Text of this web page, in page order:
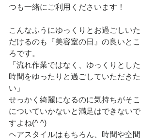
つも一緒にご利用くださいます！
こんなふうにゆっくりとお過ごしいた
だけるのも『美容室の日』の良いとこ
ろです。
「流れ作業ではなく、ゆっくりとした
時間をゆったりと過ごしていただきた
い」
せっかく綺麗になるのに気持ちがそこ
についていかないと満足はできないで
すよね(^ ^)
ヘアスタイルはもちろん、時間や空間